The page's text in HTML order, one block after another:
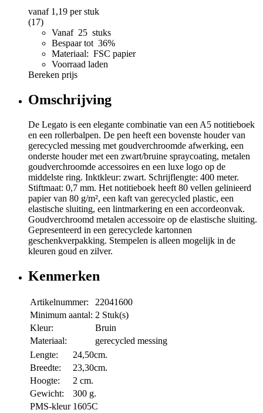
vanaf 1,19 per stuk
(17)
Vanaf 25 stuks
Bespaar tot 36%
Materiaal: FSC papier
Voorraad laden
Bereken prijs
Omschrijving
De Legato is een elegante combinatie van een A5 notitieboek
en een rollerbalpen. De pen heeft een bovenste houder van
gerecycled messing met goudverchroomde afwerking, een
onderste houder met een zwart/bruine spraycoating, metalen
goudverchroomde accessoires en een luxe logo op de
middelste ring. Inktkleur: zwart. Schrijflengte: 400 meter.
Stiftmaat: 0,7 mm. Het notitieboek heeft 80 vellen gelinieerd
papier van 80 g/m², een kaft van gerecycled plastic, een
elastische sluiting, een lintmarkering en een accordeonvak.
Goudverchroomd metalen accessoire op de elastische sluiting.
Gepresenteerd in een gerecyclede kartonnen
geschenkverpakking. Stempelen is alleen mogelijk in de
kleuren goud en zilver.
Kenmerken
Artikelnummer:
22041600
Minimum aantal: 2 Stuk(s)
Kleur:
Bruin
Materiaal:
gerecycled messing
Lengte:
24,50cm.
Breedte:
23,30cm.
Hoogte:
2 cm.
Gewicht:
300 g.
PMS-kleur 1605C